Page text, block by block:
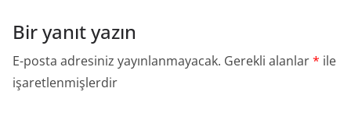
Bir yanıt yazın
E-posta adresiniz yayınlanmayacak. Gerekli alanlar* ile
işaretlenmişlerdir